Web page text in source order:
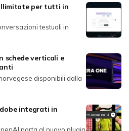
per tutti in
testuali in
schede verticali e
disponibili dalla
integrati in